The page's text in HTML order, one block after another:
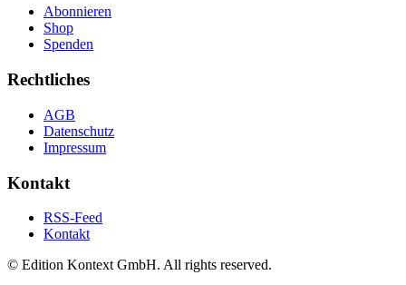
Abonnieren
Shop
Spenden
Rechtliches
AGB
Datenschutz
Impressum
Kontakt
RSS-Feed
Kontakt
© Edition Kontext GmbH. All rights reserved.